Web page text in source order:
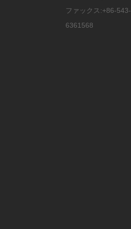
ファックス:+86-543-
6361568